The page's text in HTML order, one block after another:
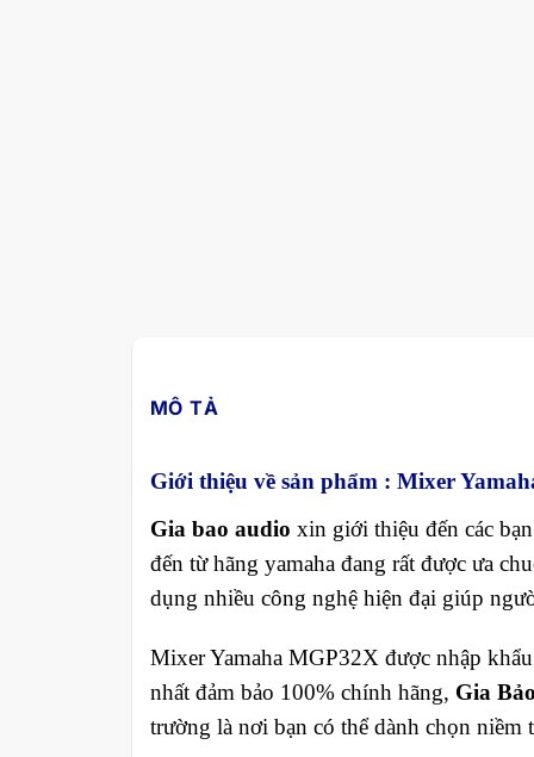
MÔ TẢ
Giới thiệu về sản phẩm : Mixer
Gia bao audio xin giới thiệu đến các
đến từ hãng yamaha đang rất được ưa
dụng nhiều công nghệ hiện đại giúp
Mixer Yamaha MGP32X được nhập
nhất đảm bảo 100% chính hãng, Gia
trường là nơi bạn có thể dành chọn niềm